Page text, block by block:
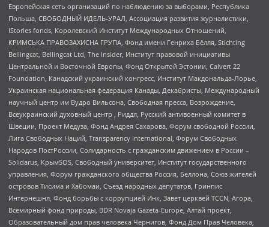
Европейская сеть организаций по наблюдению за выборами, Республика
Польша, СВОБОДНЫЙ ИДЕЛЬ-УРАЛ, Ассоциация развития журналистики,
IStories fonds, Королевский Институт Международных Отношений,
КРИМСЬКА ПРАВОЗАХИСНА ГРУПА, Фонд имени Генриха Бёлля, Stichting
Bellingcat, Bellingcat Ltd, The Insider, Институт правовой инициативы
Центральной и Восточной Европы, Фонд Открытой Эстонии, Calvert 22
Foundation, Канадский украинский конгресс, Институт Макдональда-Лорье,
Украинская национальная федерация Канады, Декабристы, Международный
научный центр им Вудро Вильсона, Свободная пресса, Возрождение,
Всеукраинский духовный центр , Риддл, Русский антивоенный комитет в
Швеции, Проект Медуза, Фонд Андрея Сахарова, Форум свободной России,
Лига Свободных Наций, Transparеncy International, Форум Свободных
Народов ПостРоссии, Солидарность с гражданским движением в России –
Solidarus, КрымSOS, Свободный университет, Институт государственного
управления, Форум гражданского общества Россия, Беллона, Союз жителей
островов Тисима и Хабомаи, Съезд народных депутатов, Гринпис
Интернешнл, Фонд борьбы с коррупцией Инк, Завет церквей TCCN, Агора,
Всемирный фонд природы, BDR Novaja Gazeta-Europe, Алтай проект,
Образовательный дом прав человека Чернигов, Фонд Дом Прав Человека,